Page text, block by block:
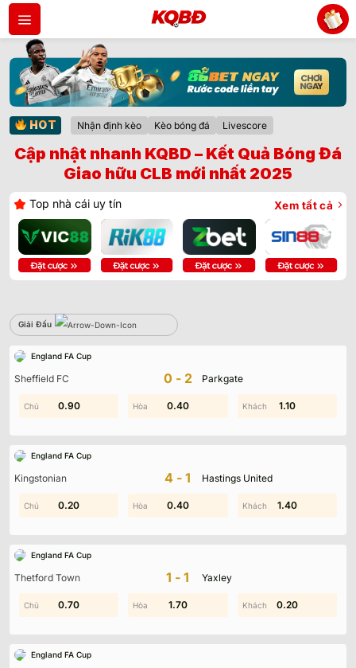
Bỏ
qua
dung
HOT Nhận định kèo Kèo bóng đá Livescore
Cập nhật nhanh KQBD – Kết Quả Bóng Đá
Giao hữu CLB mới nhất 2025
Top nhà cái uy tín Xem tất cả
Giải Đấu
England FA Cup
Sheffield FC 0-2 Parkgate
1.50 1.60 0.70
0.90 0.40 1.10
England FA Cup
Kingstonian 4-1 Hastings United
2.00 0.30 0.20
0.20 0.40 1.40
England FA Cup
Thetford Town 1-1 Yaxley
1.00 1.20 1.30
0.70 1.70 0.20
England FA Cup
Sbobet
Không có dữ liệu vui lòng chọn bộ lọc khác